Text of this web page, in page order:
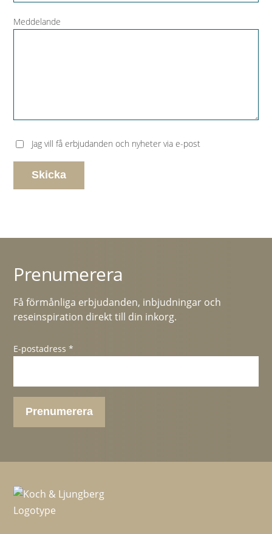
Meddelande
Jag vill få erbjudanden och nyheter via e-post
Prenumerera
Få förmånliga erbjudanden, inbjudningar och
reseinspiration direkt till din inkorg.
E-postadress *